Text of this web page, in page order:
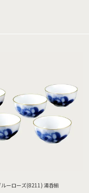
ルーローズ(8211) 湯呑揃